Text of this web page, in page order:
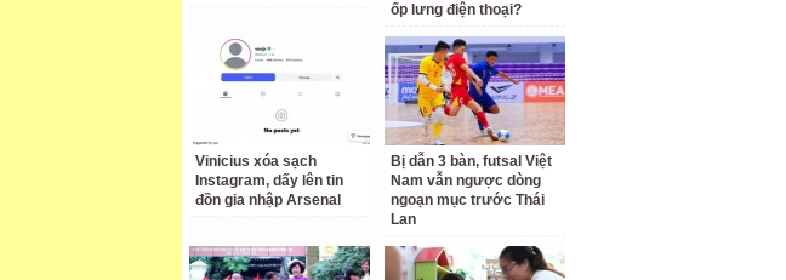
ốp lưng điện thoại?
Vinicius xóa sạch
Instagram, dấy lên tin
đồn gia nhập Arsenal
Bị dẫn 3 bàn, futsal Việt
Nam vẫn ngược dòng
ngoạn mục trước Thái
Lan